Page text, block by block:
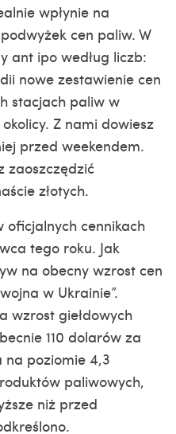
wpłynie na
cen paliw. W
ant ipo według liczb:
nowe zestawienie cen
stacjach paliw w
Z nami dowiesz
przed weekendem.
zaoszczędzić
złotych.
oficjalnych cennikach
tego roku. Jak
na obecny wzrost cen
w Ukrainie”.
wzrost giełdowych
110 dolarów za
na poziomie 4,3
paliwowych,
niż przed